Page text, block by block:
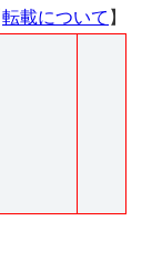
転載について 】